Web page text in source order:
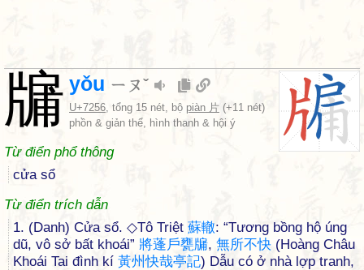
牖 yǒu ㄧㄡˇ
U+7256, tổng 15 nét, bộ piàn 片 (+11 nét)
phồn & giản thể, hình thanh & hội ý
Từ điển phổ thông
cửa sổ
Từ điển trích dẫn
1. (Danh) Cửa sổ. ◇Tô Triệt 蘇轍: “Tương bồng hộ úng
dũ, vô sở bất khoái” 將蓬戶甕牖, 無所不快 (Hoàng Châu
Khoái Tai đình kí 黃州快哉亭記) Dẫu có ở nhà lợp tranh,